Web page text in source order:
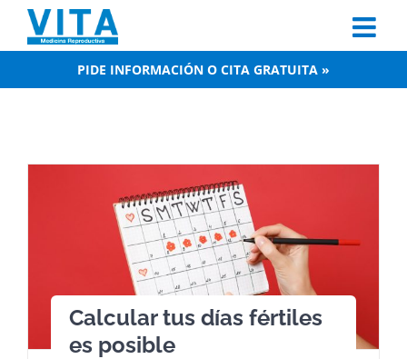
content
PIDE INFORMACIÓN O CITA GRATUITA »
Calcular tus días fértiles
es posible